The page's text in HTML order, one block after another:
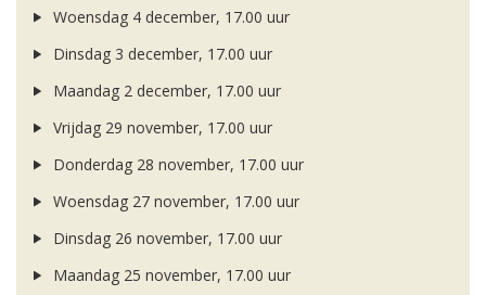
Woensdag 4 december, 17.00 uur
Dinsdag 3 december, 17.00 uur
Maandag 2 december, 17.00 uur
Vrijdag 29 november, 17.00 uur
Donderdag 28 november, 17.00 uur
Woensdag 27 november, 17.00 uur
Dinsdag 26 november, 17.00 uur
Maandag 25 november, 17.00 uur